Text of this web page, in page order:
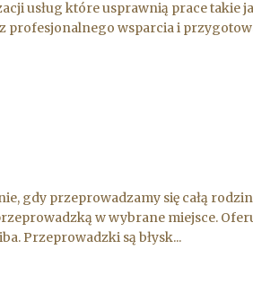
usług które usprawnią prace takie
profesjonalnego wsparcia i
gdy przeprowadzamy się całą
w wybrane miejsce.
Przeprowadzki są błysk...